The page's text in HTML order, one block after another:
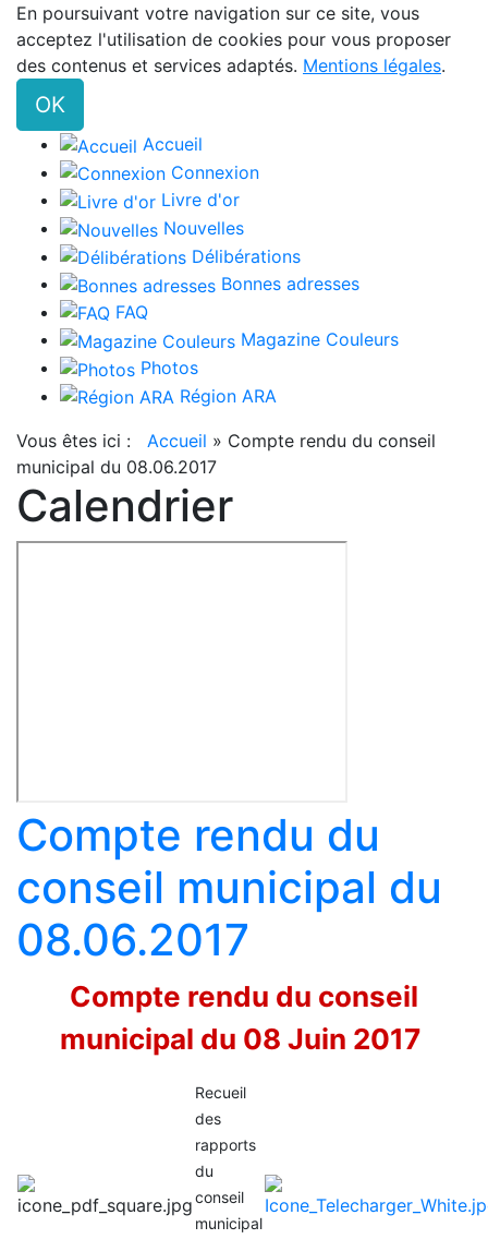
En poursuivant votre navigation sur ce site, vous
acceptez l'utilisation de cookies pour vous proposer
des contenus et services adaptés. Mentions légales.
OK
Accueil
Connexion
Livre d'or
Nouvelles
Délibérations
Bonnes adresses
FAQ
Magazine Couleurs
Photos
Région ARA
Vous êtes ici : Accueil » Compte rendu du conseil
municipal du 08.06.2017
Calendrier
Compte rendu du
conseil municipal du
08.06.2017
Compte rendu du conseil
municipal du 08 Juin 2017
Recueil
des
rapports
du
conseil
municipal